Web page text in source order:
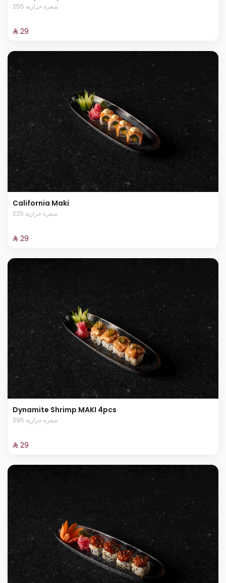
255 سعرة حرارية
⁨⁦‪‬ 29⁩
California Maki
225 سعرة حرارية
⁨⁦‪‬ 29⁩
Dynamite Shrimp MAKI 4pcs
395 سعرة حرارية
⁨⁦‪‬ 29⁩